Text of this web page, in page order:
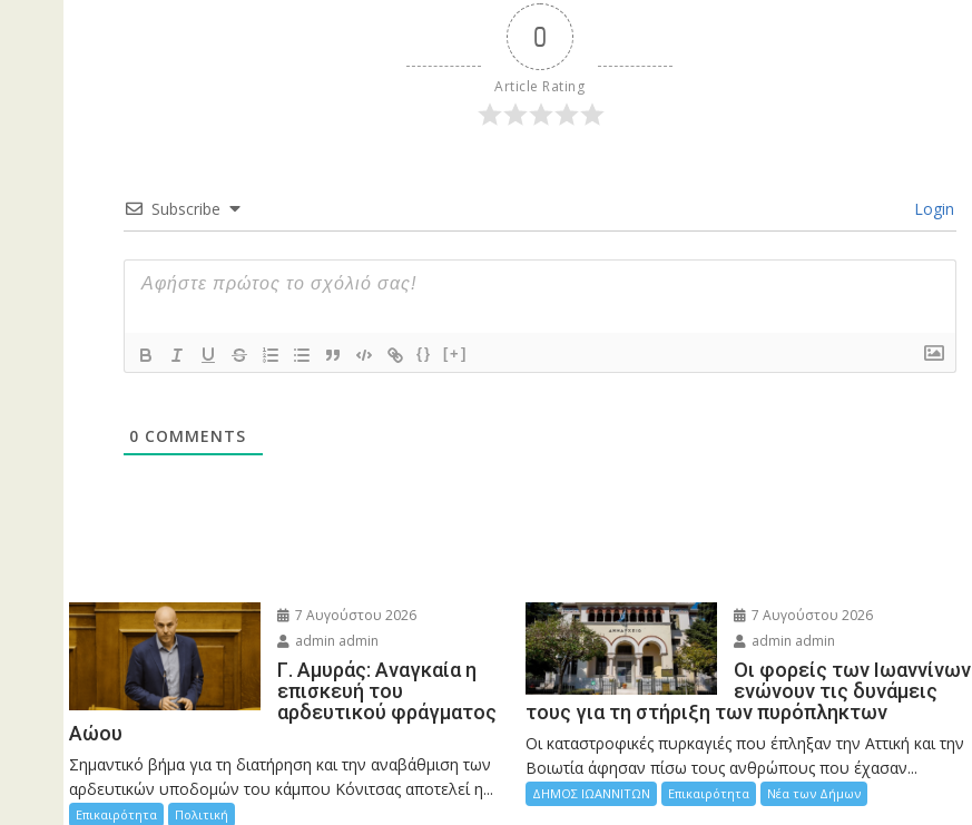
0
Article Rating
Subscribe Login
{} [+]
0 COMMENTS
7 Αυγούστου 2026
admin admin
Γ. Αμυράς: Αναγκαία η
επισκευή του
αρδευτικού φράγματος
Αώου
Σημαντικό βήμα για τη διατήρηση και την αναβάθμιση των
αρδευτικών υποδομών του κάμπου Κόνιτσας αποτελεί η...
Επικαιρότητα Πολιτική
7 Αυγούστου 2026
admin admin
Οι φορείς των Ιωαννίνων
ενώνουν τις δυνάμεις
τους για τη στήριξη των πυρόπληκτων
Οι καταστροφικές πυρκαγιές που έπληξαν την Αττική και την
Bοιωτία άφησαν πίσω τους ανθρώπους που έχασαν...
ΔΗΜΟΣ ΙΩΑΝΝΙΤΩΝ Επικαιρότητα Νέα των Δήμων